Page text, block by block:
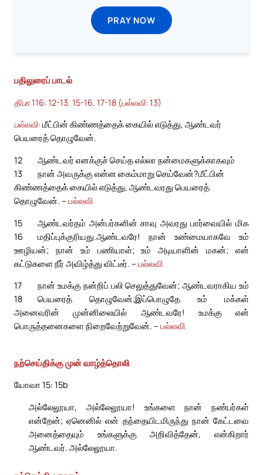
PRAY NOW
பதிலுரைப் பாடல்
திபா 116: 12-13. 15-16. 17-18 (பல்லவி: 13)
பல்லவி: மீட்பின் கிண்ணத்தைக் கையில் எடுத்து, ஆண்டவர்
பெயரைத் தொழுவேன்.
12
ஆண்டவர் எனக்குச் செய்த எல்லா நன்மைகளுக்காகவும்
நான் அவருக்கு என்ன கைம்மாறு செய்வேன்?
13
மீட்பின்
கிண்ணத்தைக் கையில் எடுத்து, ஆண்டவரது பெயரைத்
தொழுவேன். – பல்லவி
15
ஆண்டவர்தம் அன்பர்களின் சாவு அவரது பார்வையில் மிக
மதிப்புக்குரியது.
16
ஆண்டவரே! நான் உண்மையாகவே உம்
ஊழியன்; நான் உம் பணியாள்; உம் அடியாளின் மகன்; என்
கட்டுகளை நீர் அவிழ்த்து விட்டீர். – பல்லவி
17
நான் உமக்கு நன்றிப் பலி செலுத்துவேன்; ஆண்டவராகிய உம்
பெயரைத் தொழுவேன்;
18
இப்பொழுதே உம் மக்கள்
அனைவரின் முன்னிலையில் ஆண்டவரே! உமக்கு என்
பொருத்தனைகளை நிறைவேற்றுவேன். – பல்லவி
நற்செய்திக்கு முன் வாழ்த்தொலி
யோவா 15: 15b
அல்லேலூயா, அல்லேலூயா! உங்களை நான் நண்பர்கள்
என்றேன்; ஏனெனில் என் தந்தையிடமிருந்து நான் கேட்டவை
அனைத்தையும் உங்களுக்கு அறிவித்தேன், என்கிறார்
ஆண்டவர். அல்லேலூயா.